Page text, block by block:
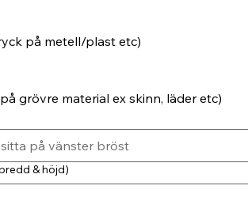
på metell/plast etc)
grövre material ex skinn, läder etc)
& höjd)